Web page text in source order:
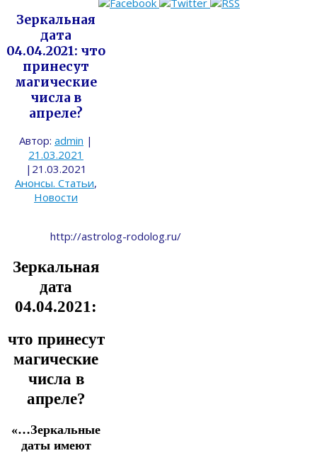
Зеркальная
дата
04.04.2021: что
принесут
магические
числа в
апреле?
Автор: admin |
21.03.2021
| 21.03.2021
Анонсы. Статьи,
Новости
http://astrolog-rodolog.ru/
Зеркальная
дата
04.04.2021:
что принесут
магические
числа в
апреле?
«…Зеркальные
даты имеют